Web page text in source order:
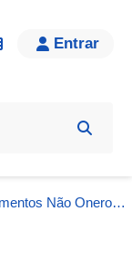
Entrar
Instrumentos Não Onerosos